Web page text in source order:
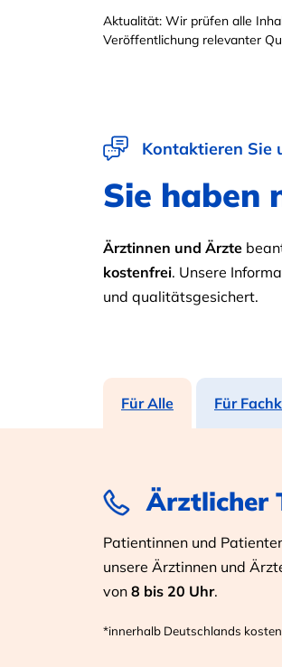
Aktualität: Wir prüfen alle
Veröffentlichung relevanter
Kontaktieren Sie
Sie haben
Ärztinnen und Ärzte
kostenfrei. Unsere
und qualitätsgesichert.
Für Alle Für
Ärztlicher
Patientinnen und
unsere Ärztinnen und
von 8 bis 20 Uhr.
*innerhalb Deutschlands